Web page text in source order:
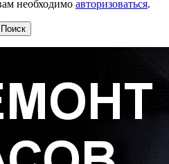
необходимо авторизоваться.